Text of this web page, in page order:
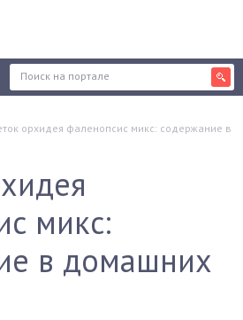
орхидея фаленопсис микс: содержание в
микс:
в домашних